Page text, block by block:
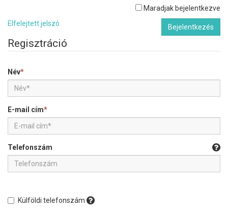
Maradjak bejelentkezve
Elfelejtett jelszó
Bejelentkezés
Regisztráció
Név*
E-mail cím*
Telefonszám
Külföldi telefonszám